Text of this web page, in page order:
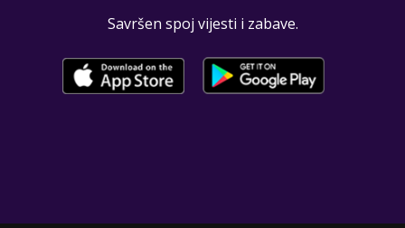
Savršen spoj vijesti i zabave.